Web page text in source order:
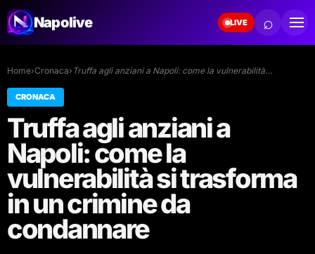
Napolive LIVE ⌕
Home›Cronaca› Truffa agli anziani a Napoli: come la vulnerabilità…
CRONACA
Truffa agli anziani a
Napoli: come la
vulnerabilità si trasforma
in un crimine da
condannare